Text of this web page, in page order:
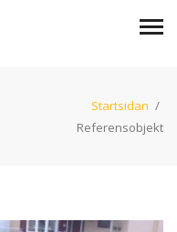
Startsidan /
Referensobjekt